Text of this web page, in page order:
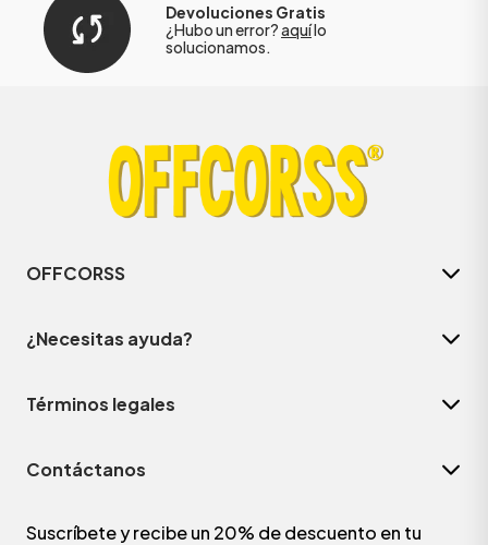
Devoluciones Gratis
¿Hubo un error?aquílo
solucionamos.
OFFCORSS
¿Necesitas ayuda?
Términos legales
Contáctanos
Suscríbete y recibe un 20% de descuento en tu